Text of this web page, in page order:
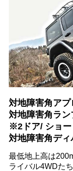
対地障害角アプ
対地障害角ラ
※2ドア/ ショー
対地障害角ディ
最低地上高は
ライバル4WDた